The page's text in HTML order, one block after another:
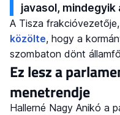
javasol, mindegyik
A Tisza
közölte, hogy a
szombaton dönt
Ez lesz a
menetrendje
Hallerné Nagy Anikó a